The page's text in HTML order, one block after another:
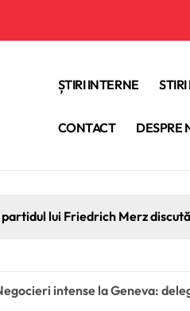
ȘTIRI INTERNE
CONTACT DESPRE
lui Friedrich Merz
intense la Geneva: